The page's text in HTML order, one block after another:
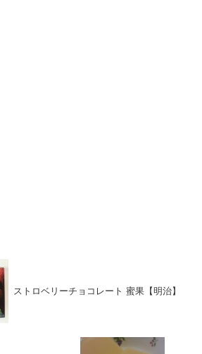
ストロベリーチョコレート 蜜果【明治】